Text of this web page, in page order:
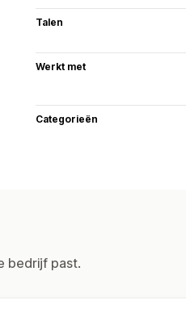
Talen
Werkt met
Categorieën
bedrijf past.